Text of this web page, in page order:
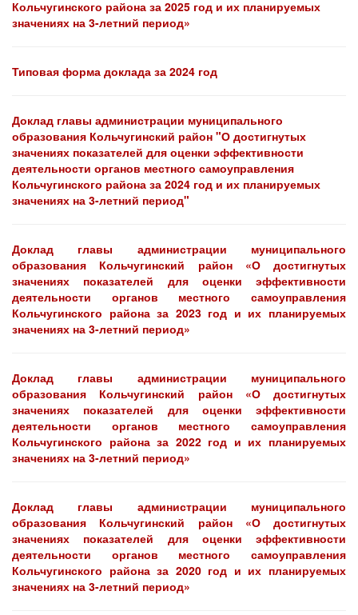
Кольчугинского района за 2025 год и их планируемых
значениях на 3-летний период»
Типовая форма доклада за 2024 год
Доклад главы администрации муниципального
образования Кольчугинский район "О достигнутых
значениях показателей для оценки эффективности
деятельности органов местного самоуправления
Кольчугинского района за 2024 год и их планируемых
значениях на 3-летний период"
Доклад главы администрации муниципального
образования Кольчугинский район «О достигнутых
значениях показателей для оценки эффективности
деятельности органов местного самоуправления
Кольчугинского района за 2023 год и их планируемых
значениях на 3-летний период»
Доклад главы администрации муниципального
образования Кольчугинский район «О достигнутых
значениях показателей для оценки эффективности
деятельности органов местного самоуправления
Кольчугинского района за 2022 год и их планируемых
значениях на 3-летний период»
Доклад главы администрации муниципального
образования Кольчугинский район «О достигнутых
значениях показателей для оценки эффективности
деятельности органов местного самоуправления
Кольчугинского района за 2020 год и их планируемых
значениях на 3-летний период»